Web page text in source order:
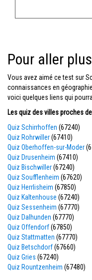
Pour aller
Vous avez aimé ce test sur
connaissances en
voici quelques liens qui
Les quiz des villes proches
Quiz Schirrhoffen (67240)
Quiz Rohrwiller(67410)
Quiz Oberhoffen-sur-Moder
Quiz Drusenheim (67410)
Quiz Bischwiller(67240)
Quiz Soufflenheim (67620)
Quiz Herrlisheim (67850)
Quiz Kaltenhouse (67240)
Quiz Sessenheim (67770)
Quiz Dalhunden (67770)
Quiz Offendorf(67850)
Quiz Stattmatten (67770)
Quiz Betschdorf(67660)
Quiz Gries (67240)
Quiz Rountzenheim (67480)